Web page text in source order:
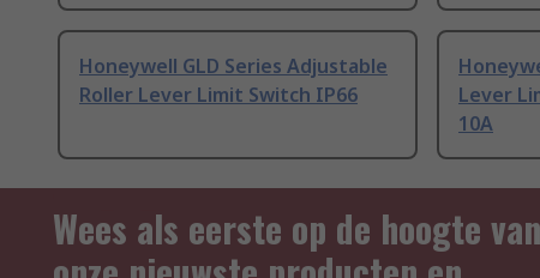
Honeywell GLD Series Adjustable
Roller Lever Limit Switch IP66
Lever
10A
Wees als eerste op de hoogte van